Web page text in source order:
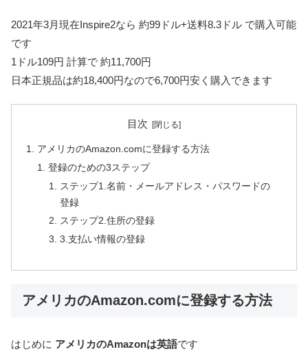
2021年3月現在Inspire2なら 約99ドル+送料8.3ドル で購入可能
です
1ドル109円 計算で 約11,700円
日本正規品は約18,400円なので6,700円安く購入できます
目次
アメリカのAmazon.comに登録する方法
登録のための3ステップ
ステップ1.名前・メールアドレス・パスワードの
登録
ステップ2.住所の登録
3.支払い情報の登録
アメリカのAmazon.comに登録する方法
はじめに アメリカのAmazonは英語です